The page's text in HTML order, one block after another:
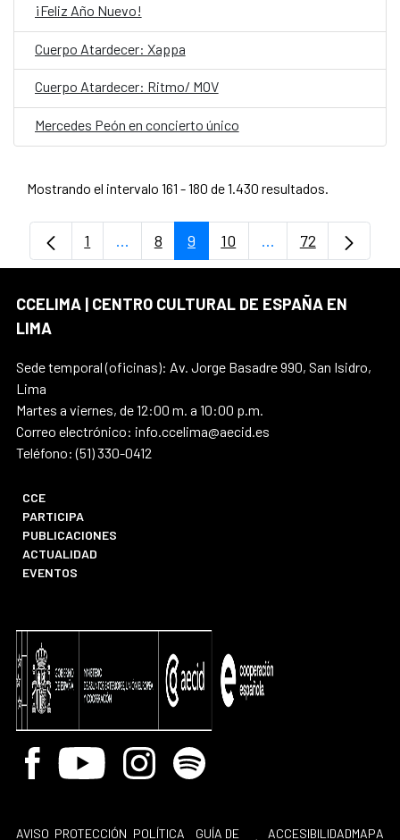
¡Feliz Año Nuevo!
Cuerpo Atardecer: Xappa
Cuerpo Atardecer: Ritmo/ MOV
Mercedes Peón en concierto único
Mostrando el intervalo 161 - 180 de 1.430 resultados.
Página
1 ...Páginas intermedias Use TAB para
Página
8 Página
9 Página
10 ...PáginasPágina
72
CCELIMA | CENTRO CULTURAL DE ESPAÑA EN
LIMA
Sede temporal (oficinas): Av. Jorge Basadre 990, San Isidro,
Lima
Martes a viernes, de 12:00 m. a 10:00 p.m.
Correo electrónico: info.ccelima@aecid.es
Teléfono: (51) 330-0412
CCE
PARTICIPA
PUBLICACIONES
ACTUALIDAD
EVENTOS
Facebook
Youtube InstagramSpotify
AVISO PROTECCIÓN POLÍTICA
GUÍA DE
ACCESIBILIDADMAPA